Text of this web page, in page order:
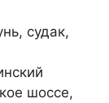
судак,
шоссе,